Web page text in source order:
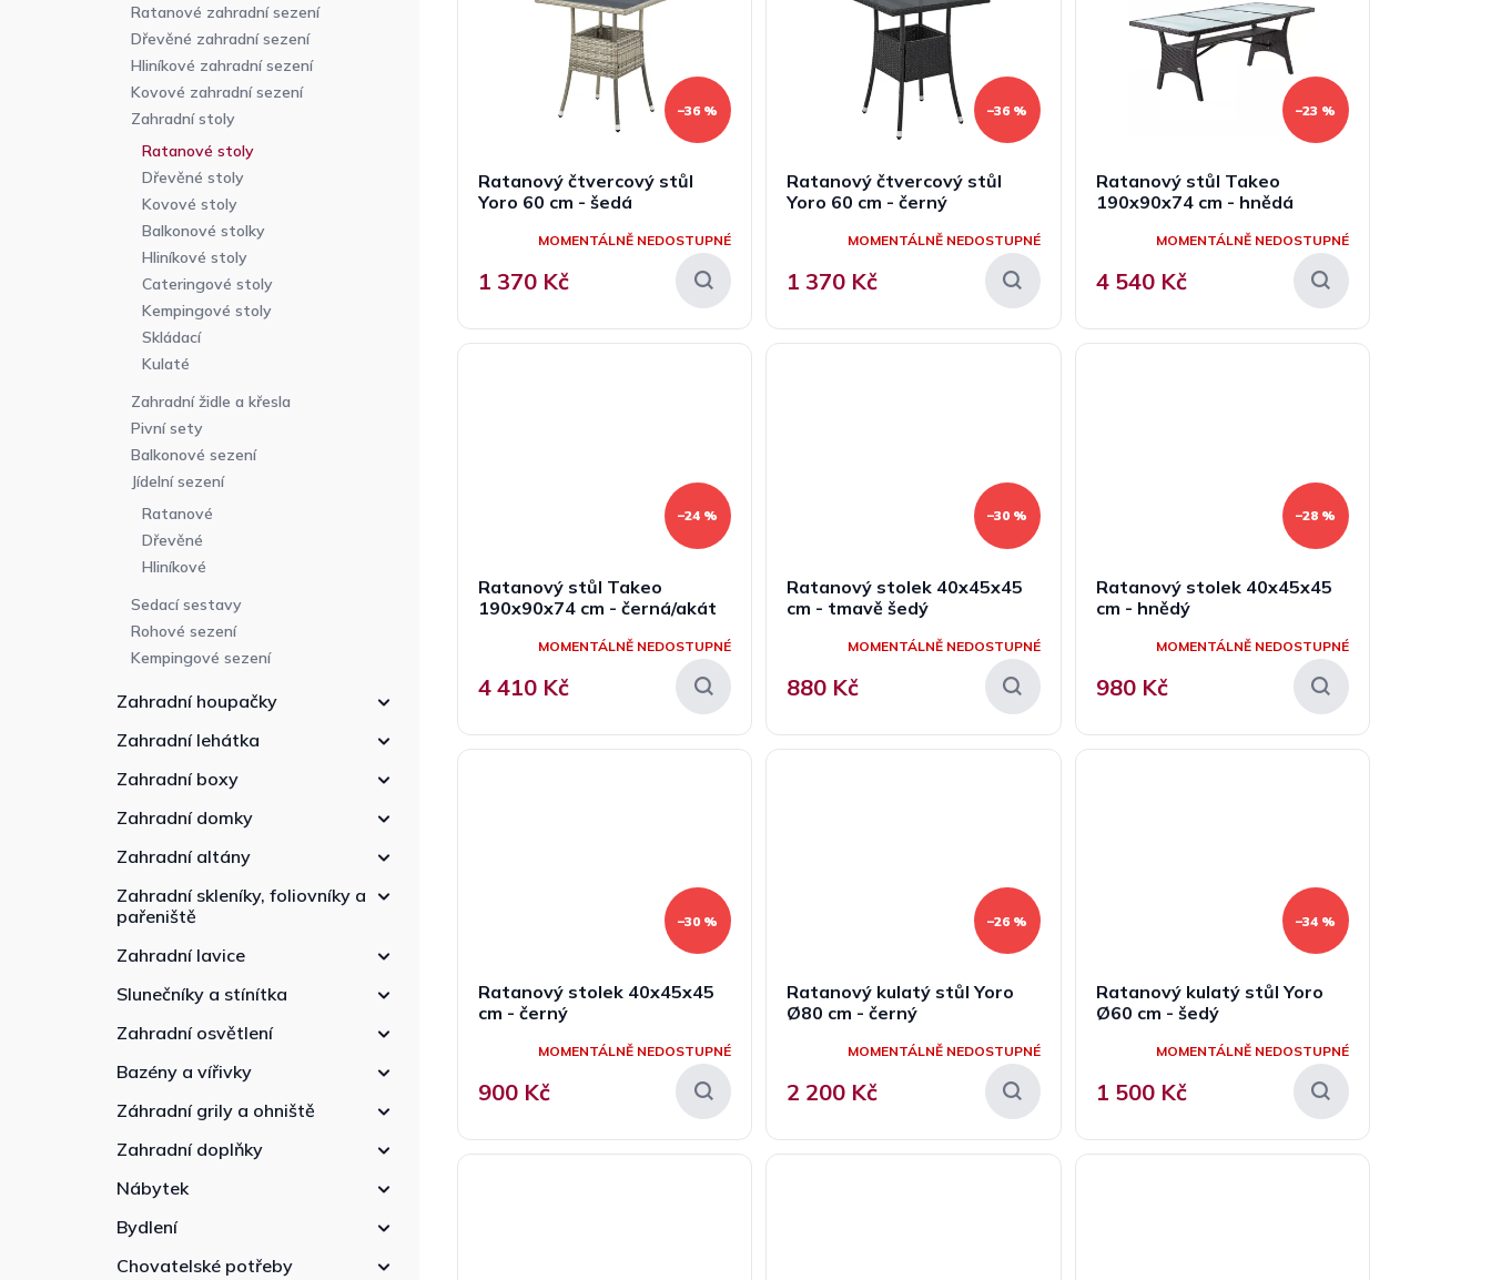
Ratanové zahradní sezení
Dřevěné zahradní sezení
Hliníkové zahradní sezení
Kovové zahradní sezení
Zahradní stoly
Ratanové stoly
Dřevěné stoly
Kovové stoly
Balkonové stolky
Hliníkové stoly
Cateringové stoly
Kempingové stoly
Skládací
Kulaté
Zahradní židle a křesla
Pivní sety
Balkonové sezení
Jídelní sezení
Ratanové
Dřevěné
Hliníkové
Sedací sestavy
Rohové sezení
Kempingové sezení
Zahradní houpačky
Zahradní lehátka
Zahradní boxy
Zahradní domky
Zahradní altány
Zahradní skleníky, foliovníky a
pařeniště
Zahradní lavice
Slunečníky a stínítka
Zahradní osvětlení
Bazény a vířivky
Záhradní grily a ohniště
Zahradní doplňky
Nábytek
Bydlení
Chovatelské potřeby
–36 %
Ratanový čtvercový stůl
Yoro 60 cm - šedá
MOMENTÁLNĚ NEDOSTUPNÉ
1 370 Kč
–36 %
Ratanový čtvercový stůl
Yoro 60 cm - černý
MOMENTÁLNĚ NEDOSTUPNÉ
1 370 Kč
–23 %
Ratanový stůl Takeo
190x90x74 cm - hnědá
MOMENTÁLNĚ NEDOSTUPNÉ
4 540 Kč
–24 %
Ratanový stůl Takeo
190x90x74 cm - černá/akát
MOMENTÁLNĚ NEDOSTUPNÉ
4 410 Kč
–30 %
Ratanový stolek 40x45x45
cm - tmavě šedý
MOMENTÁLNĚ NEDOSTUPNÉ
880 Kč
–28 %
Ratanový stolek 40x45x45
cm - hnědý
MOMENTÁLNĚ NEDOSTUPNÉ
980 Kč
–30 %
Ratanový stolek 40x45x45
cm - černý
MOMENTÁLNĚ NEDOSTUPNÉ
900 Kč
–26 %
Ratanový kulatý stůl Yoro
Ø80 cm - černý
MOMENTÁLNĚ NEDOSTUPNÉ
2 200 Kč
–34 %
Ratanový kulatý stůl Yoro
Ø60 cm - šedý
MOMENTÁLNĚ NEDOSTUPNÉ
1 500 Kč